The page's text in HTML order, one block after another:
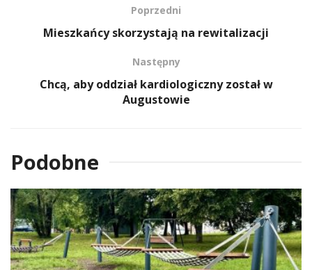
Poprzedni
Mieszkańcy skorzystają na rewitalizacji
Następny
Chcą, aby oddział kardiologiczny został w
Augustowie
Podobne